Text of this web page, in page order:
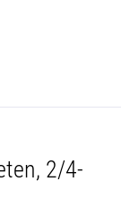
2/4-